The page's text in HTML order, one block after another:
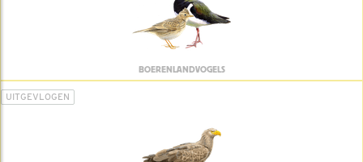
BOERENLANDVOGELS
UITGEVLOGEN